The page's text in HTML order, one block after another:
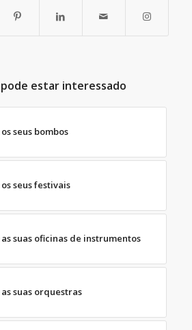
estar interessado
seus bombos
seus festivais
suas oficinas de instrumentos
suas orquestras